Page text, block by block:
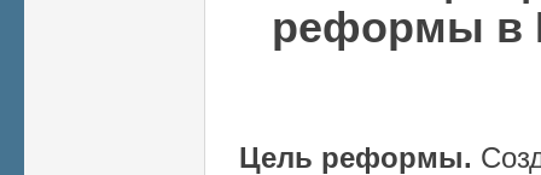
реформы в
Цель реформы.